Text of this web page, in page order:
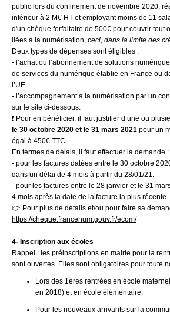
public lors du confinement de novembre 2020,
inférieur à 2 M€ HT et employant moins de 11
d'un chèque forfaitaire de 500€ pour couvrir tout
liées à la numérisation, ceci, dans la limite des
Deux types de dépenses sont éligibles :
- l’achat ou l’abonnement de solutions
de services du numérique établie en France ou
l’UE.
- l’accompagnement à la numérisation par un
sur le site ci-dessous.
❗ Pour en bénéficier, il faut justifier d’une ou
le 30 octobre 2020 et le 31 mars 2021 pour un
égal à 450€ TTC.
En termes de délais, il faut effectuer la demande :
- pour les factures datées entre le 30 octobre
dans un délai de 4 mois à partir du 28/01/21.
- pour les factures entre le 28 janvier et le 31
4 mois après la date de la facture la plus récente.
👉 Pour plus de détails et/ou pour faire sa
https://cheque.francenum.gouv.fr/ecom/
4- Inscription aux écoles
Rappel : les préinscriptions en mairie pour la
sont ouvertes. Elles sont obligatoires pour toute
Lors des 1ères rentrées en école
en 2018) et en école élémentaire,
Pour les nouveaux arrivants sur la